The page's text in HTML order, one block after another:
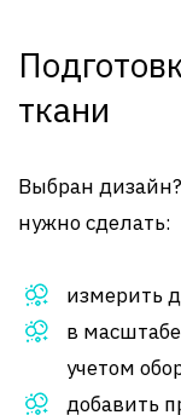
ткани
Выбран
нужно сделать:
измерить
в
учетом
добавить